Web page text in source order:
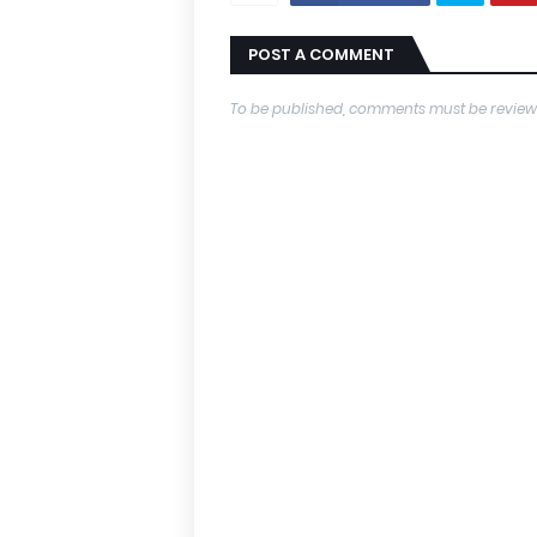
POST A COMMENT
To be published, comments must be